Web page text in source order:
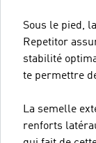
Sous le pied,
Repetitor
stabilité
te permettre
La semelle
renforts